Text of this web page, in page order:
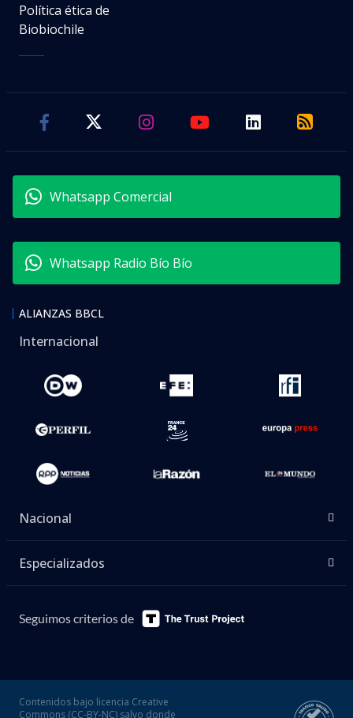
Política ética de
Biobiochile
Whatsapp Comercial
Whatsapp Radio Bío Bío
ALIANZAS BBCL
Internacional
Nacional
Especializados
Seguimos criterios de
Contenidos bajo licencia Creative
Commons (CC-BY-NC) salvo donde